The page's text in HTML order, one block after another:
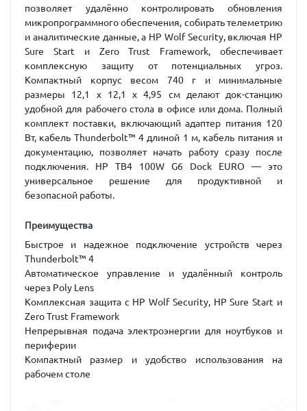
позволяет удалённо контролировать обновления
микропрограммного обеспечения, собирать телеметрию
и аналитические данные, а HP Wolf Security, включая HP
Sure Start и Zero Trust Framework, обеспечивает
комплексную защиту от потенциальных угроз.
Компактный корпус весом 740 г и минимальные
размеры 12,1 x 12,1 x 4,95 см делают док-станцию
удобной для рабочего стола в офисе или дома. Полный
комплект поставки, включающий адаптер питания 120
Вт, кабель Thunderbolt™ 4 длиной 1 м, кабель питания и
документацию, позволяет начать работу сразу после
подключения. HP TB4 100W G6 Dock EURO — это
универсальное решение для продуктивной и
безопасной работы.
Преимущества
Быстрое и надежное подключение устройств через
Thunderbolt™ 4
Автоматическое управление и удалённый контроль
через Poly Lens
Комплексная защита с HP Wolf Security, HP Sure Start и
Zero Trust Framework
Непрерывная подача электроэнергии для ноутбуков и
периферии
Компактный размер и удобство использования на
рабочем столе